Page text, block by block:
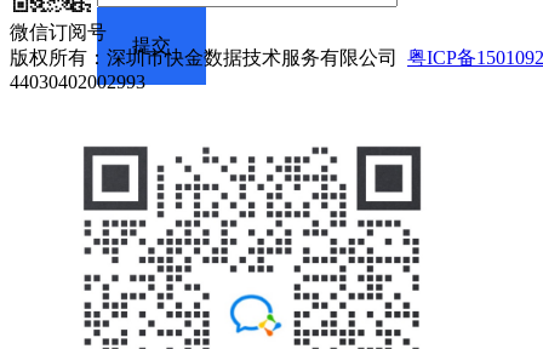
微信订阅号
版权所有：深圳市快金数据技术服务有限公司 粤ICP备
44030402002993